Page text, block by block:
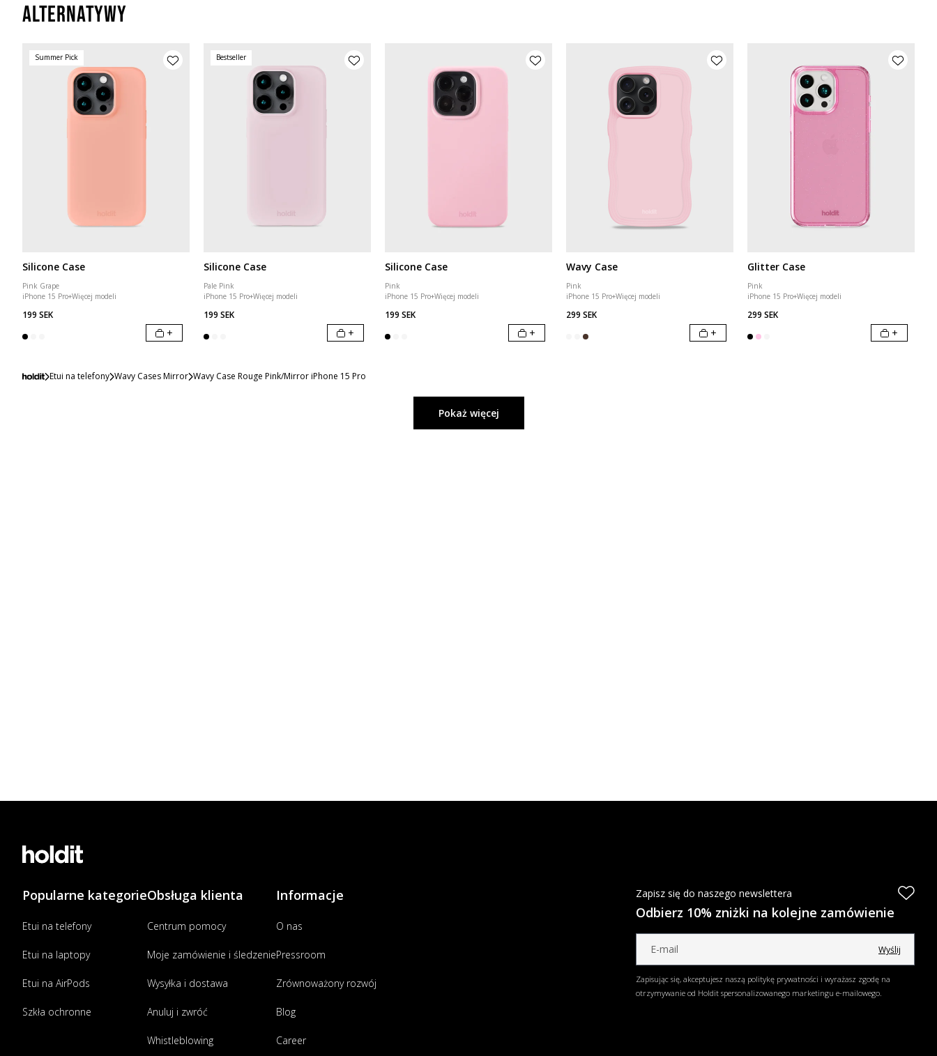
Alternatywy
Summer Pick
Silicone Case
Pink Grape
iPhone 15 Pro+Więcej modeli
199 SEK
+
Bestseller
Silicone Case
Pale Pink
iPhone 15 Pro+Więcej modeli
199 SEK
+
Silicone Case
Pink
iPhone 15 Pro+Więcej modeli
199 SEK
+
Wavy Case
Pink
iPhone 15 Pro+Więcej modeli
299 SEK
+
Glitter Case
Pink
iPhone 15 Pro+Więcej modeli
299 SEK
+
Etui na telefony Wavy Cases Mirror Wavy Case Rouge Pink/Mirror iPhone 15 Pro
Pokaż więcej
Popularne kategorie
Etui na telefony
Etui na laptopy
Etui na AirPods
Szkła ochronne
Obsługa klienta
Centrum pomocy
Moje zamówienie i śledzenie
Wysyłka i dostawa
Anuluj i zwróć
Whistleblowing
Informacje
O nas
Pressroom
Zrównoważony rozwój
Blog
Career
Zapisz się do naszego newslettera
Odbierz 10% zniżki na kolejne zamówienie
Wyślij
Zapisując się, akceptujesz naszą politykę prywatności i wyrażasz zgodę na
otrzymywanie od Holdit spersonalizowanego marketingu e-mailowego.